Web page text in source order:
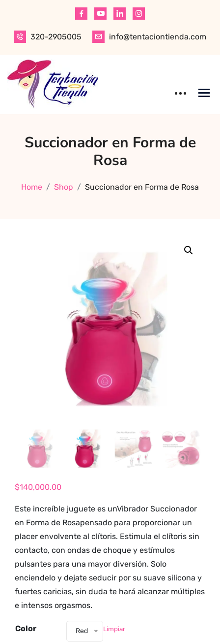
content
320-2905005
info@tentaciontienda.com
mejor sex shop
adultos de alta
Explora nuestra
tienda para
adultos y vive
experiencias con
más exclusivos y
sensuales.
Succionador en Forma de
Rosa
Home Shop Succionador en Forma de Rosa
$140,000.00
Este increíble juguete es unVibrador Succionador
en Forma de Rosapensado para proporcionar un
placer envolvente al clítoris. Estimula el clítoris sin
contacto, con ondas de choque y estímulos
pulsantes para una mayor diversión. Solo
enciendelo y dejate seducir por su suave silicona y
fuertes caricias, sin duda te hará alcanzar múltiples
e intensos orgasmos.
Color Red Limpiar